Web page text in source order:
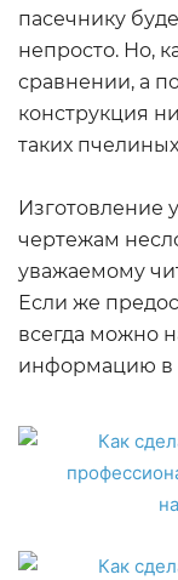
пасечнику
непросто. Но,
сравнении, а
конструкция
таких
Изготовление
чертежам
уважаемому
Если же
всегда можно
информацию в